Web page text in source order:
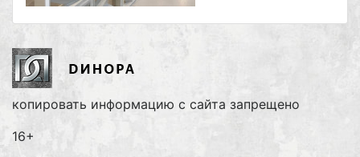
копировать информацию с сайта запрещено
16+